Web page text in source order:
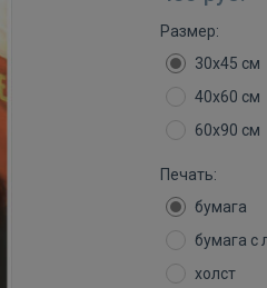
Размер:
30х45 см
40х60 см
60х90 см
Печать:
бумага
бумага с
холст